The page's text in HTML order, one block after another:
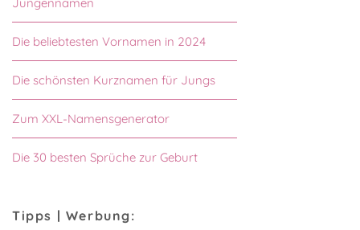
Die beliebtesten Vornamen in 2024
Die schönsten Kurznamen für Jungs
Zum XXL-Namensgenerator
Die 30 besten Sprüche zur Geburt
Tipps | Werbung: